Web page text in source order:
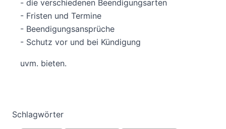
- die verschiedenen Beendigungsarten
- Fristen und Termine
- Beendigungsansprüche
- Schutz vor und bei Kündigung
uvm. bieten.
Schlagwörter